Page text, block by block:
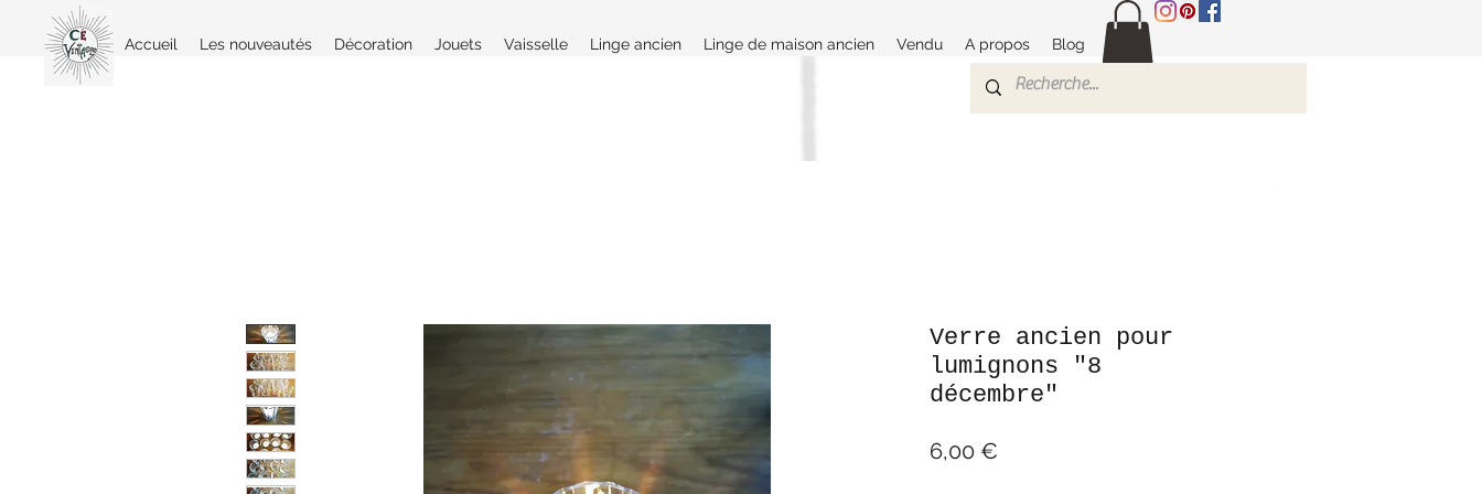
Accueil Les nouveautés Décoration Jouets Vaisselle Linge ancien Linge de maison ancien Vendu A propos Blog
Verre ancien pour
lumignons "8
décembre"
6,00 €